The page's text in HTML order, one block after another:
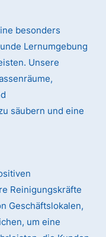
besonders
Lernumgebung
Unsere
säubern und eine
Reinigungskräfte
Geschäftslokalen,
um eine